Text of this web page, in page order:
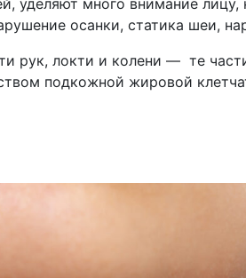
уделяют много внимание лицу,
осанки, статика шеи,
рук, локти и колени — те
подкожной жировой